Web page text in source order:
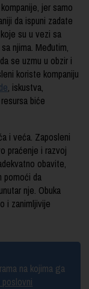
jer samo
da ispuni zadate
su u vezi sa
njima. Međutim,
se uzmu u obzir i
koriste kompaniju
, iskustva,
biće
i veća. Zaposleni
praćenje i razvoj
obavite,
pomoći da
nje. Obuka
i zanimljivije
na kojima ga